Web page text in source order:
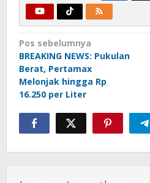
Navigasi
pos
Pos sebelumnya
BREAKING NEWS: Pukulan
Berat, Pertamax
Melonjak hingga Rp
16.250 per Liter